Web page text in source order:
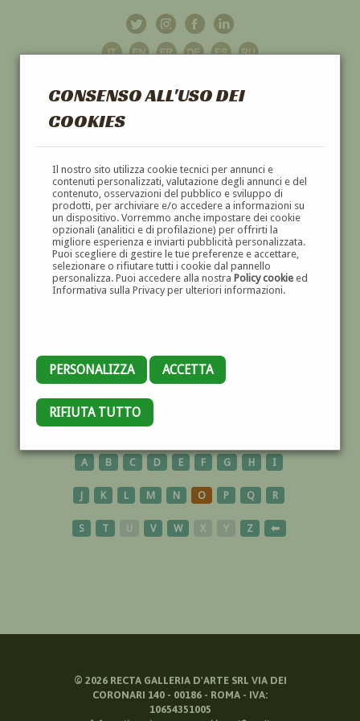
CONSENSO ALL'USO DEI
COOKIES
Il nostro sito utilizza cookie tecnici per annunci e
contenuti personalizzati, valutazione degli annunci e del
contenuto, osservazioni del pubblico e sviluppo di
prodotti, per archiviare e/o accedere a informazioni su
un dispositivo. Vorremmo anche impostare dei cookie
opzionali (analitici e di profilazione) per offrirti la
migliore esperienza e inviarti pubblicità personalizzata.
Puoi scegliere di gestire le tue preferenze e accettare,
selezionare o rifiutare tutti i cookie dal pannello
personalizza. Puoi accedere alla nostra Policy cookieed
Informativa sulla Privacy per ulteriori informazioni.
PERSONALIZZA ACCETTA
RIFIUTA TUTTO
GALLERIAD'ARTE
DIPINTI E SCULTURE '800 E '900
CERAMICA
A B C D E F G H I
J K L M N O P Q R
S T U V W X Y Z ⬅
© 2026RECTA GALLERIA D'ARTE SRL VIA DEI
CORONARI 140 - 00186 - ROMA - IVA:
10654351005